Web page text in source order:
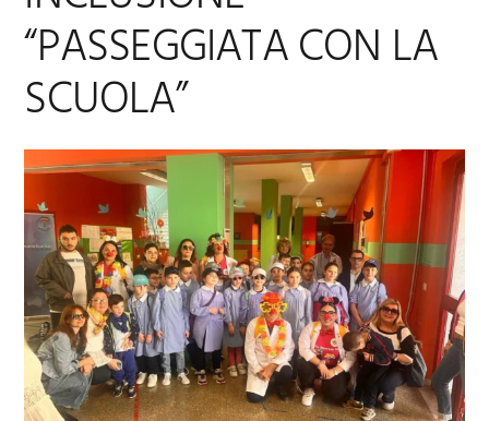
“PASSEGGIATA CON LA
SCUOLA”